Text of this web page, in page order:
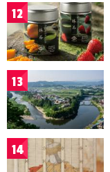
12
13
14